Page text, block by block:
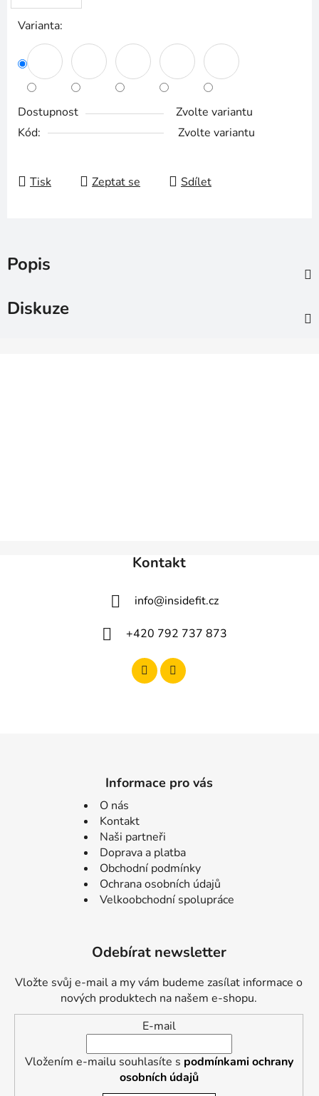
Varianta:
Dostupnost
Zvolte variantu
Kód:
Zvolte variantu
Tisk Zeptat se Sdílet
Popis
Diskuze
Kontakt
info@insidefit.cz
+420 792 737 873
Informace pro vás
O nás
Kontakt
Naši partneři
Doprava a platba
Obchodní podmínky
Ochrana osobních údajů
Velkoobchodní spolupráce
Odebírat newsletter
Vložte svůj e-mail a my vám budeme zasílat informace o
nových produktech na našem e-shopu.
E-mail
Vložením e-mailu souhlasíte s podmínkami ochrany
osobních údajů